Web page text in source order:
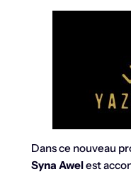
Dans ce nouveau
Syna Awelest